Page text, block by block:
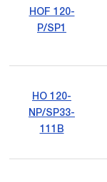
HOF 120-
P/SP1
HO 120-
NP/SP33-
111B